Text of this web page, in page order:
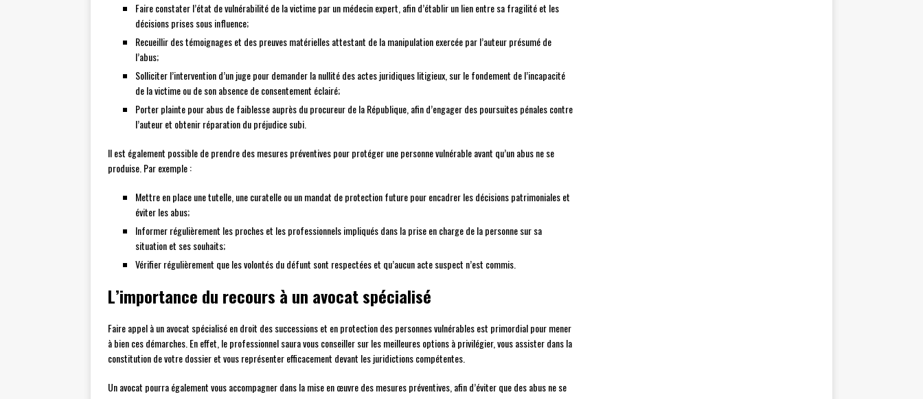
Faire constater l’état de vulnérabilité de la victime par un médecin expert, afin d’établir un lien entre sa fragilité et les
décisions prises sous influence;
Recueillir des témoignages et des preuves matérielles attestant de la manipulation exercée par l’auteur présumé de
l’abus;
Solliciter l’intervention d’un juge pour demander la nullité des actes juridiques litigieux, sur le fondement de l’incapacité
de la victime ou de son absence de consentement éclairé;
Porter plainte pour abus de faiblesse auprès du procureur de la République, afin d’engager des poursuites pénales contre
l’auteur et obtenir réparation du préjudice subi.
Il est également possible de prendre des mesures préventives pour protéger une personne vulnérable avant qu’un abus ne se
produise. Par exemple :
Mettre en place une tutelle, une curatelle ou un mandat de protection future pour encadrer les décisions patrimoniales et
éviter les abus;
Informer régulièrement les proches et les professionnels impliqués dans la prise en charge de la personne sur sa
situation et ses souhaits;
Vérifier régulièrement que les volontés du défunt sont respectées et qu’aucun acte suspect n’est commis.
L’importance du recours à un avocat spécialisé
Faire appel à un avocat spécialisé en droit des successions et en protection des personnes vulnérables est primordial pour mener
à bien ces démarches. En effet, le professionnel saura vous conseiller sur les meilleures options à privilégier, vous assister dans la
constitution de votre dossier et vous représenter efficacement devant les juridictions compétentes.
Un avocat pourra également vous accompagner dans la mise en œuvre des mesures préventives, afin d’éviter que des abus ne se